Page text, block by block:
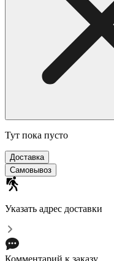
Тут пока пусто
Доставка
Самовывоз
Указать адрес доставки
Комментарий к заказу